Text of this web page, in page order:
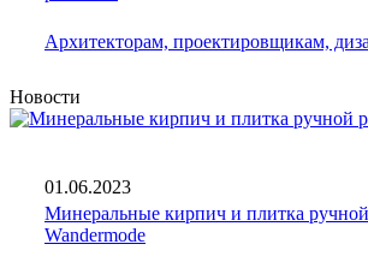
Архитекторам, проектировщикам,
Новости
01.06.2023
Минеральные кирпич и плитка
Wandermode